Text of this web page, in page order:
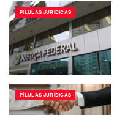
PÍLULAS JURÍDICAS
PÍLULAS JURÍDICAS